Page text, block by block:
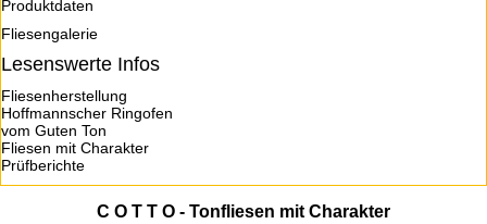
Produktdaten
Fliesengalerie
Lesenswerte Infos
Fliesenherstellung
Hoffmannscher Ringofen
vom Guten Ton
Fliesen mit Charakter
Prüfberichte
C O T T O - Tonfliesen mit Charakter